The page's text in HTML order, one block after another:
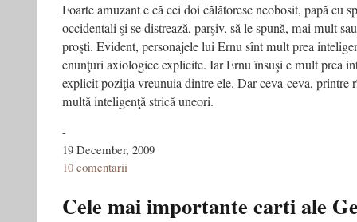
Foarte amuzant e că cei doi călătoresc neobosit, papă cu
occidentali şi se distrează, parşiv, să le spună, mai mult
proşti. Evident, personajele lui Ernu sînt mult prea
enunţuri axiologice explicite. Iar Ernu însuşi e mult prea
explicit poziţia vreunuia dintre ele. Dar ceva-ceva, printre
multă inteligenţă strică uneori.
-
19 December, 2009
10 comentarii
Cele mai importante carti ale